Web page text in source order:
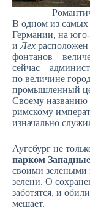
В одном из
Германии, на юго-
и Лех расположен
фонтанов –
сейчас –
по величине
промышленный
Своему названию
римскому
изначально
Аугсбург не
парком
своими зелеными
зелени. О
заботятся, и
мешает.